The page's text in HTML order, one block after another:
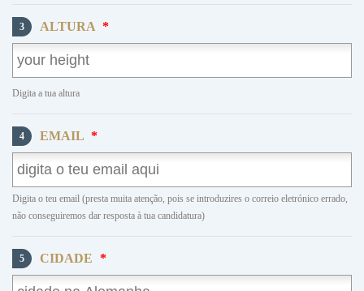
3 ALTURA *
Digita a tua altura
4 EMAIL *
Digita o teu email (presta muita atenção, pois se introduzires o correio eletrónico errado,
não conseguiremos dar resposta à tua candidatura)
5 CIDADE *